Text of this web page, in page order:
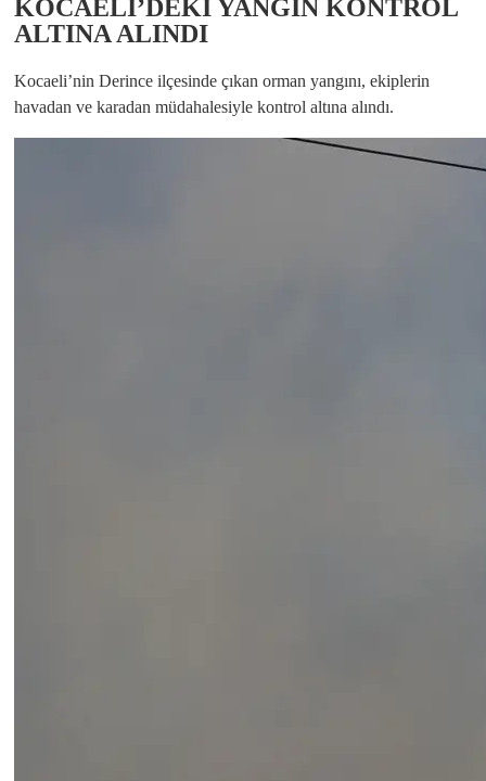
KOCAELİ’DEKİ YANGIN KONTROL
ALTINA ALINDI
Kocaeli’nin Derince ilçesinde çıkan orman yangını, ekiplerin
havadan ve karadan müdahalesiyle kontrol altına alındı.